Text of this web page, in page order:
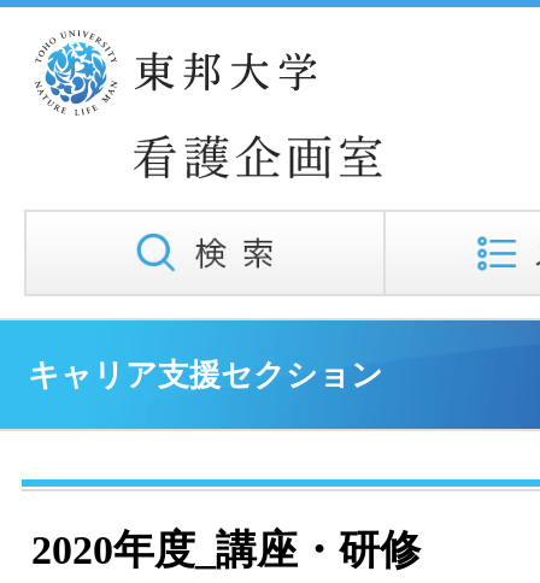
キャリア支援セクション
2020年度_講座・研修